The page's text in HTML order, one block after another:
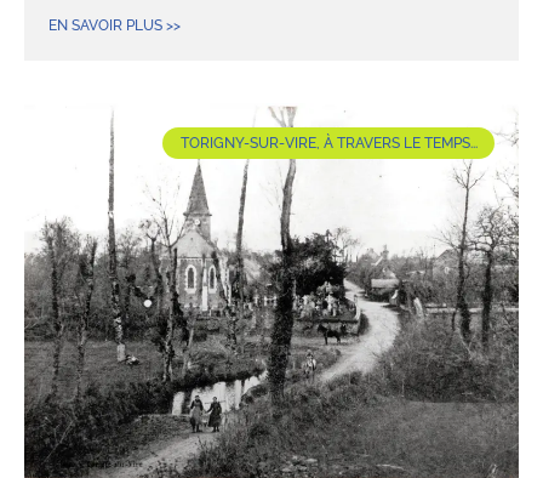
EN SAVOIR PLUS >>
TORIGNY-SUR-VIRE, À TRAVERS LE TEMPS...